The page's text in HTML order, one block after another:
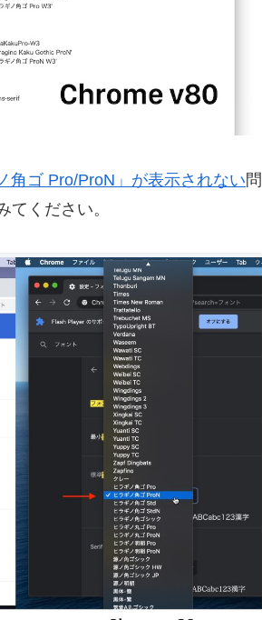
角ゴ Pro/ProN」が表示されない問
ください。